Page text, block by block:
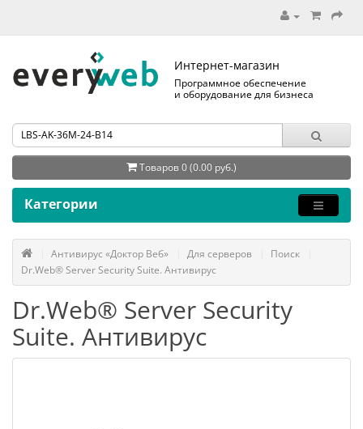
Интернет-магазин
Программное обеспечение
и оборудование для бизнеса
Товаров 0 (0.00 руб.)
Категории
Антивирус «Доктор Веб» Для серверов
Поиск
Dr.Web® Server Security Suite. Антивирус
Dr.Web® Server Security
Suite. Антивирус